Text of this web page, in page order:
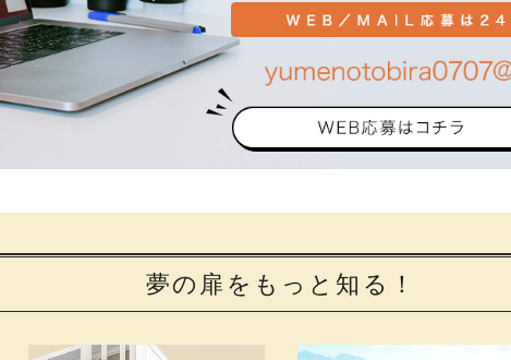
夢の扉をもっと知る！